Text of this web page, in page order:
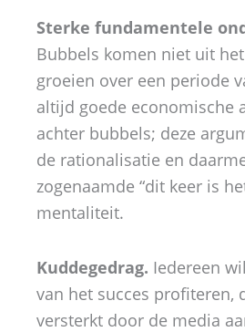
Sterke fundamentele
Bubbels komen niet uit
groeien over een periode
altijd goede economische
achter bubbels; deze
de rationalisatie en
zogenaamde “dit keer is
mentaliteit.
Kuddegedrag. Iedereen
van het succes profiteren,
versterkt door de media